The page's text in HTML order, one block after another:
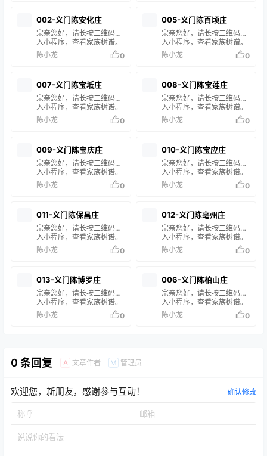
尚未修谱或未录入系统。如
有疑问，请联系站长 陈小龙
处理。
尚未修谱或未录入系统。如
有疑问，请联系站长 陈小龙
处理。
002-义门陈安化庄
宗亲您好，请长按二维码进
入小程序，查看家族树谱。
在搜索框输入您的姓名或谱
名，即可查询您的家族信
尚未修谱或未录入系统。如
有疑问，请联系站长 陈小
龙 处理。
陈小龙 0
005-义门陈百顷庄
宗亲您好，请长按二维码进
入小程序，查看家族树谱。
在搜索框输入您的姓名或谱
名，即可查询您的家族信
尚未修谱或未录入系统。如
有疑问，请联系站长 陈小龙
处理。
陈小龙 0
007-义门陈宝坻庄
宗亲您好，请长按二维码进
入小程序，查看家族树谱。
在搜索框输入您的姓名或谱
名，即可查询您的家族信
尚未修谱或未录入系统。如
有疑问，请联系站长 陈小龙
处理。
陈小龙 0
008-义门陈宝莲庄
宗亲您好，请长按二维码进
入小程序，查看家族树谱。
在搜索框输入您的姓名或谱
名，即可查询您的家族信
尚未修谱或未录入系统。如
有疑问，请联系站长 陈小龙
处理。
陈小龙 0
009-义门陈宝庆庄
宗亲您好，请长按二维码进
入小程序，查看家族树谱。
在搜索框输入您的姓名或谱
名，即可查询您的家族信
尚未修谱或未录入系统。如
有疑问，请联系站长 陈小龙
处理。
陈小龙 0
010-义门陈宝应庄
宗亲您好，请长按二维码进
入小程序，查看家族树谱。
在搜索框输入您的姓名或谱
名，即可查询您的家族信
尚未修谱或未录入系统。如
有疑问，请联系站长 陈小龙
处理。
陈小龙 0
011-义门陈保昌庄
宗亲您好，请长按二维码进
入小程序，查看家族树谱。
在搜索框输入您的姓名或谱
名，即可查询您的家族信
尚未修谱或未录入系统。如
有疑问，请联系站长 陈小龙
处理。
陈小龙 0
012-义门陈亳州庄
宗亲您好，请长按二维码进
入小程序，查看家族树谱。
在搜索框输入您的姓名或谱
名，即可查询您的家族信
尚未修谱或未录入系统。如
有疑问，请联系站长 陈小龙
处理。
陈小龙 0
013-义门陈博罗庄
宗亲您好，请长按二维码进
入小程序，查看家族树谱。
在搜索框输入您的姓名或谱
名，即可查询您的家族信
有疑问，请联系站长 陈小龙
处理。
陈小龙 0
006-义门陈柏山庄
宗亲您好，请长按二维码进
入小程序，查看家族树谱。
在搜索框输入您的姓名或谱
名，即可查询您的家族信
陈小龙 0
0 条回复 A 文章作者 M 管理员
欢迎您，新朋友，感谢参与互动！ 确认修改